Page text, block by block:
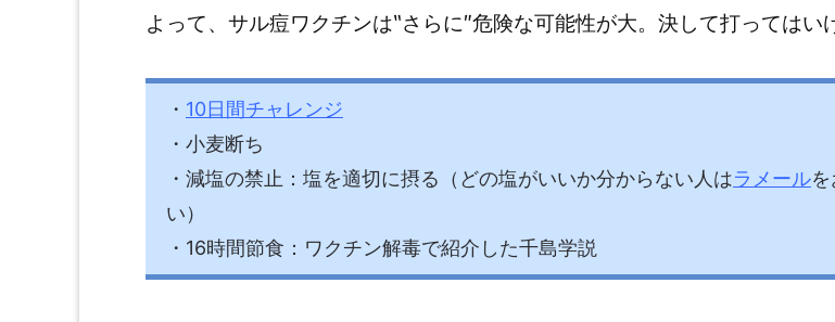
よって、サル痘ワクチンは‶さらに″危険な可能性が大。決して打ってはい
・ 10日間チャレンジ
・小麦断ち
・減塩の禁止：塩を適切に摂る（どの塩がいいか分からない人はラメール
い）
・16時間節食：ワクチン解毒で紹介した千島学説